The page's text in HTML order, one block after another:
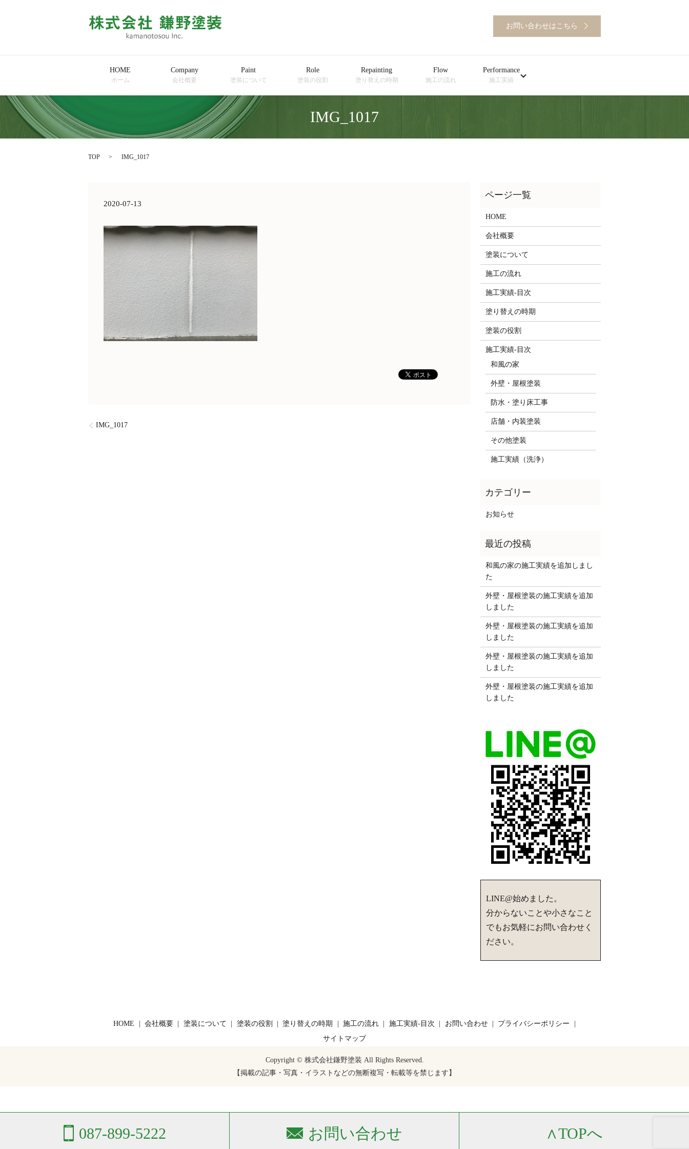
お問い合わせはこちら
HOME
ホーム
Company
会社概要
Paint
塗装について
Role
塗装の役割
Repainting
塗り替えの時期
Flow
施工の流れ
Performance
施工実績
IMG_1017
TOP IMG_1017
2020-07-13
IMG_1017
HOME
会社概要
塗装について
施工の流れ
施工実績-目次
塗り替えの時期
塗装の役割
施工実績-目次
和風の家
外壁・屋根塗装
防水・塗り床工事
店舗・内装塗装
その他塗装
施工実績（洗浄）
お知らせ
和風の家の施工実績を追加しまし
た
外壁・屋根塗装の施工実績を追加
しました
外壁・屋根塗装の施工実績を追加
しました
外壁・屋根塗装の施工実績を追加
しました
外壁・屋根塗装の施工実績を追加
しました
LINE@始めました。
分からないことや小さなこと
でもお気軽にお問い合わせく
ださい。
087-899-5222 お問い合わせ ∧TOPへ
HOME 会社概要 塗装について 塗装の役割 塗り替えの時期 施工の流れ 施工実績-目次 お問い合わせ
プライバシーポリシー
サイトマップ
Copyright © 株式会社鎌野塗装 All Rights Reserved.
【掲載の記事・写真・イラストなどの無断複写・転載等を禁じます】